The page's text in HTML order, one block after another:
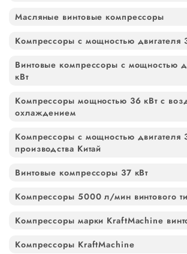
Масляные винтовые компрессоры
Компрессоры с мощностью двигателя
Винтовые компрессоры с мощностью
кВт
Компрессоры мощностью 36 кВт с
охлаждением
Компрессоры с мощностью двигателя
производства Китай
Винтовые компрессоры 37 кВт
Компрессоры 5000 л/мин винтового
Компрессоры марки KraftMachine
Компрессоры KraftMachine